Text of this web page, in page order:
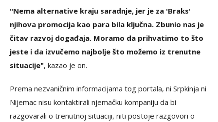
"Nema alternative kraju saradnje, jer je za 'Braks'
njihova promocija kao para bila ključna. Zbunio nas je
čitav razvoj događaja. Moramo da prihvatimo to što
jeste i da izvučemo najbolje što možemo iz trenutne
situacije", kazao je on.
Prema nezvaničnim informacijama tog portala, ni Srpkinja ni
Nijemac nisu kontaktirali njemačku kompaniju da bi
razgovarali o trenutnoj situaciji, niti postoje razgovori o